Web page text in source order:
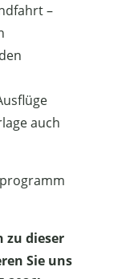
–
auch
zu dieser
Sie uns